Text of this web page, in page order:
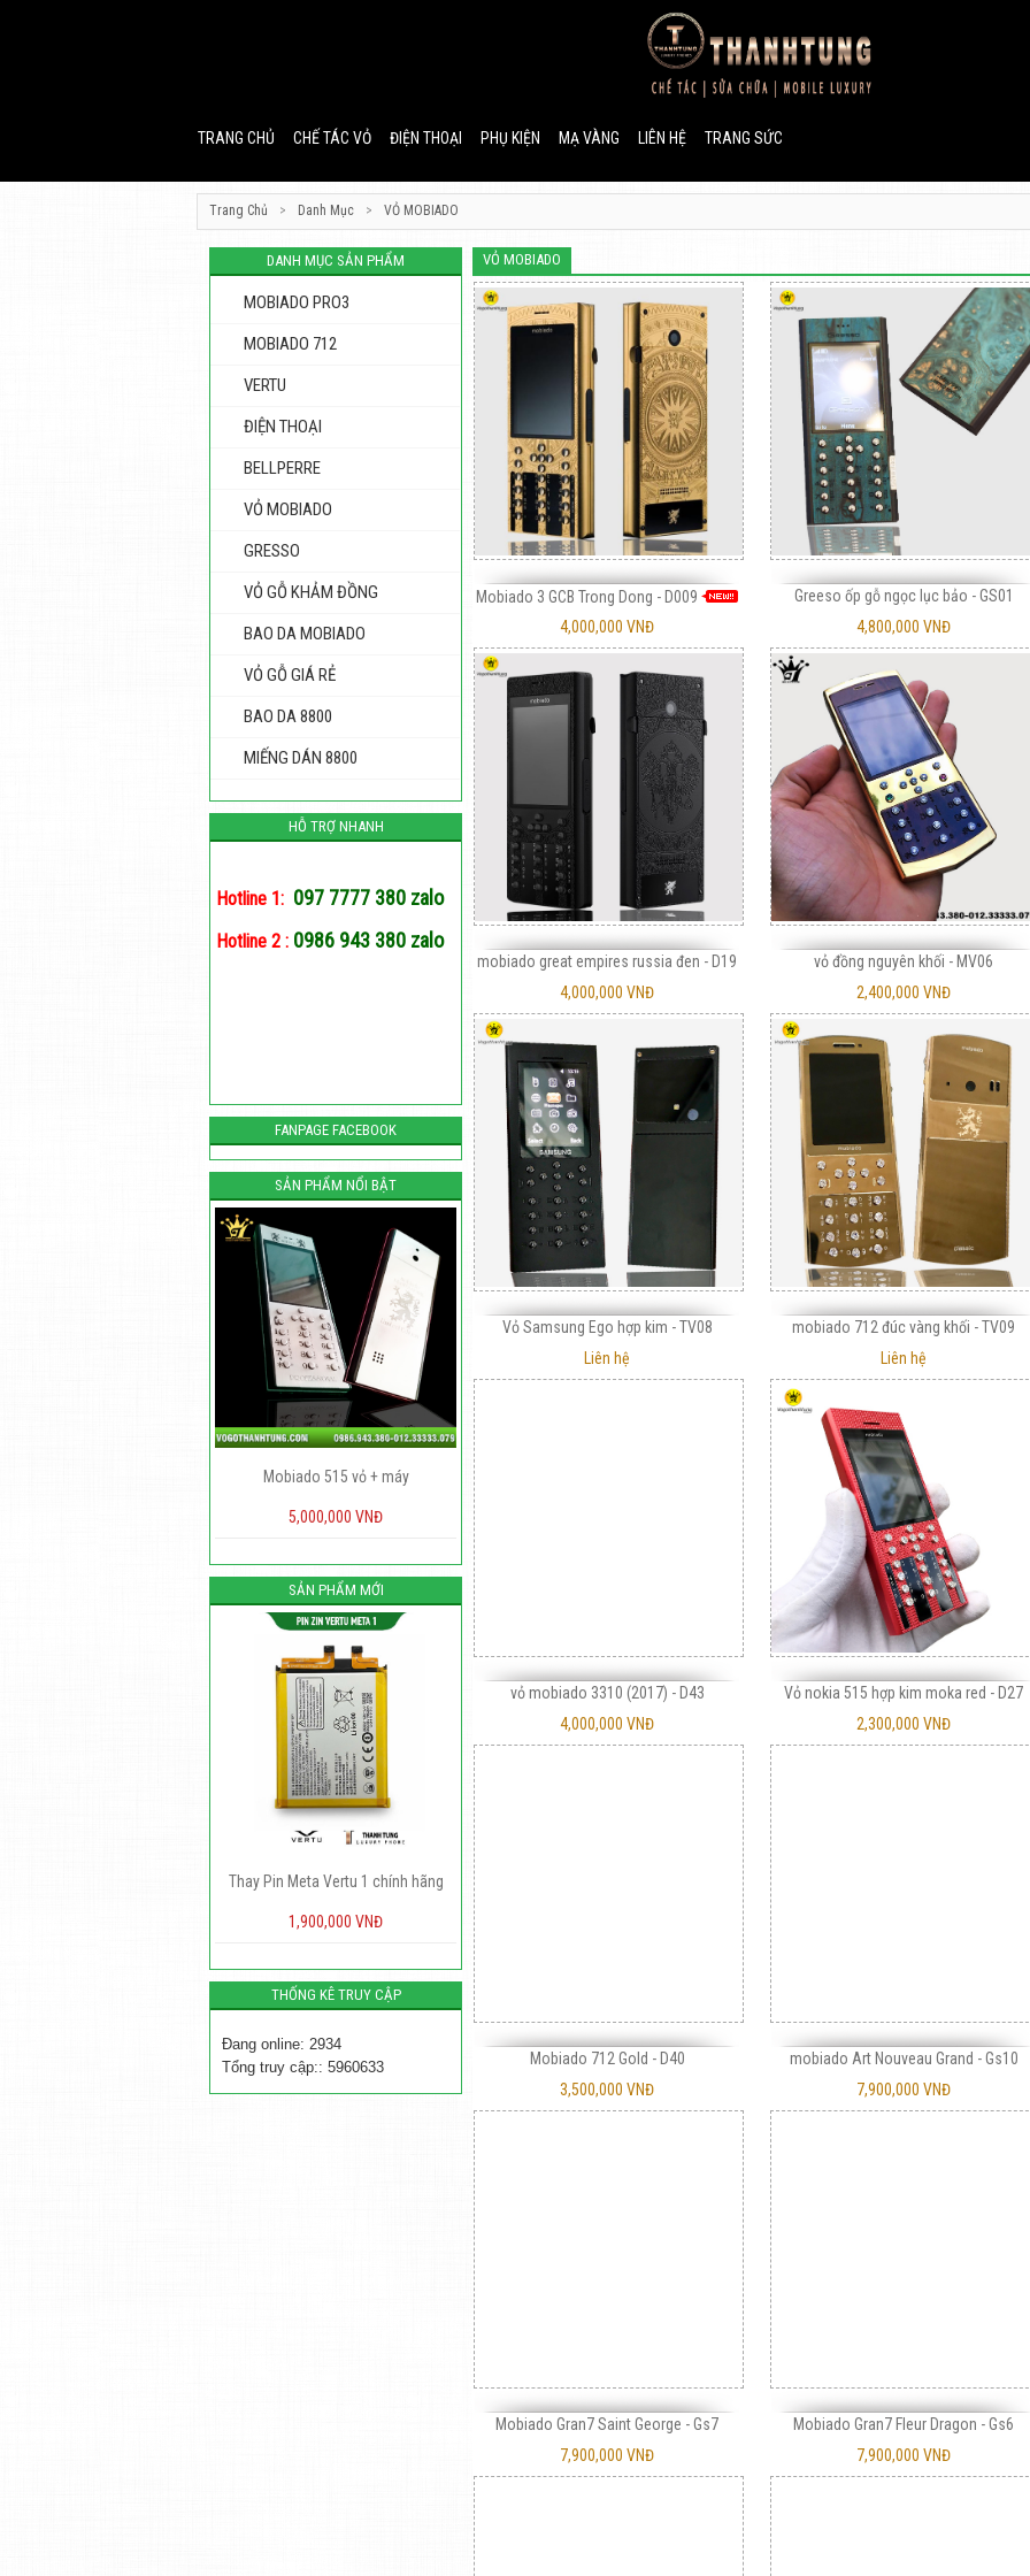
TRANG CHỦ CHẾ TÁC VỎ ĐIỆN THOẠI PHỤ KIỆN MẠ VÀNG LIÊN HỆ TRANG SỨC
Trang Chủ > Danh Mục > VỎ MOBIADO
DANH MỤC SẢN PHẨM
MOBIADO PRO3
MOBIADO 712
VERTU
ĐIỆN THOẠI
BELLPERRE
VỎ MOBIADO
GRESSO
VỎ GỖ KHẢM ĐỒNG
BAO DA MOBIADO
VỎ GỖ GIÁ RẺ
BAO DA 8800
MIẾNG DÁN 8800
HỖ TRỢ NHANH
Hotline 1: 097 7777 380 zalo
Hotline 2 : 0986 943 380 zalo
FANPAGE FACEBOOK
SẢN PHẨM NỔI BẬT
Nokia 6300 Gỗ Munino
450,000 VNĐ
Vỏ gỗ 225 trống đồng
450,000 VNĐ
SẢN PHẨM MỚI
Thay Pin Meta Vertu 1 chính hãng Pin Vertu Signature S chính hãng
500,000 VNĐ
THỐNG KÊ TRUY CẬP
Đang online: 2934
Tổng truy cập:: 5960633
VỎ MOBIADO
Mobiado 3 GCB Trong Dong - D009
4,000,000 VNĐ
Greeso ốp gỗ ngọc lục bảo - GS01
4,800,000 VNĐ
mobiado great empires russia đen - D19
4,000,000 VNĐ
vỏ đồng nguyên khối - MV06
2,400,000 VNĐ
Vỏ Samsung Ego hợp kim - TV08
Liên hệ
mobiado 712 đúc vàng khối - TV09
Liên hệ
vỏ mobiado 3310 (2017) - D43
4,000,000 VNĐ
Vỏ nokia 515 hợp kim moka red - D27
2,300,000 VNĐ
Mobiado 712 Gold - D40
3,500,000 VNĐ
mobiado Art Nouveau Grand - Gs10
7,900,000 VNĐ
Mobiado Gran7 Saint George - Gs7
7,900,000 VNĐ
Mobiado Gran7 Fleur Dragon - Gs6
7,900,000 VNĐ